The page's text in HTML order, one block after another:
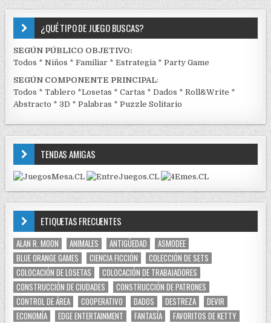
¿QUÉ TIPO DE JUEGO BUSCAS?
SEGÚN PÚBLICO OBJETIVO:
Todos *Niños *Familiar *Estrategia *Party Game
SEGÚN COMPONENTE PRINCIPAL:
Todos *Tablero *Losetas *Cartas *Dados *Roll&Write *
Abstracto *3D *Palabras *Puzzle Solitario
TENDAS AMIGAS
ETIQUETAS FRECUENTES
ALAN R. MOON ANIMALES ANTIGÜEDAD
ASMODEE
BLUE ORANGE GAMES
CIENCIA FICCIÓN
COLECCIÓN DE SETS
COLOCACIÓN DE LOSETAS
COLOCACIÓN DE TRABAJADORES
CONSTRUCCIÓN DE CIUDADES
CONSTRUCCIÓN DE PATRONES
CONTROL DE ÁREA
COOPERATIVO DADOS DESTREZA
DEVIR
ECONOMÍA
EDGE ENTERTAINMENT FANTASÍA
FAVORITOS DE KETTY